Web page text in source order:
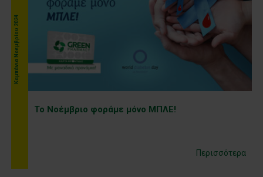
Kαμπάνια Νοεμβρίου 2024
Το Νοέμβριο φοράμε μόνο ΜΠΛΕ!
Περισσότερα